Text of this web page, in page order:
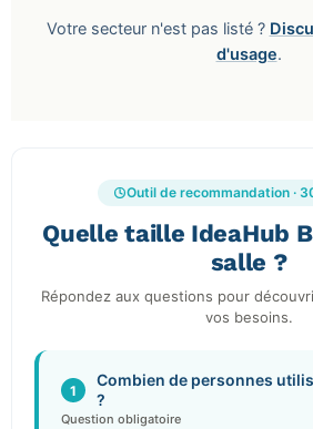
Votre secteur n'est pas listé ?
d'usage.
Outil de recommandation ·
Quelle taille IdeaHub
salle ?
Répondez aux questions pour
vos besoins.
1
Combien de personnes
?
Question obligatoire